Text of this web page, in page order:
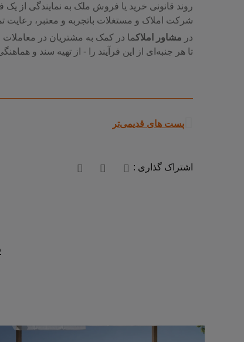
روند قانونی خرید یا فروش ملک به نمایندگی از
شرکت املاک و مستغلات باتجربه و معتبر، رعایت
در مشاور املاکما در کمک به مشتریان در معاملات
تا هر جنبه‌ای از این فرآیند را - از تهیه سند و
پست های قدیمی‌تر
اشتراک گذاری :